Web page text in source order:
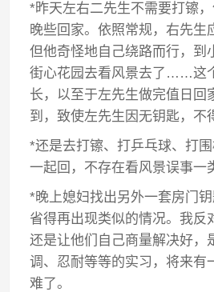
*昨天左右二先生不需要打镲
晚些回家。依照常规，右先生
但他奇怪地自己绕路而行，到
街心花园去看风景去了……这
长，以至于左先生做完值日回
到，致使左先生因无钥匙，不
*还是去打镲、打乒乓球、打
一起回，不存在看风景误事一
*晚上媳妇找出另外一套房门钥
省得再出现类似的情况。我反
还是让他们自己商量解决好，
调、忍耐等等的实习，将来有
难了。